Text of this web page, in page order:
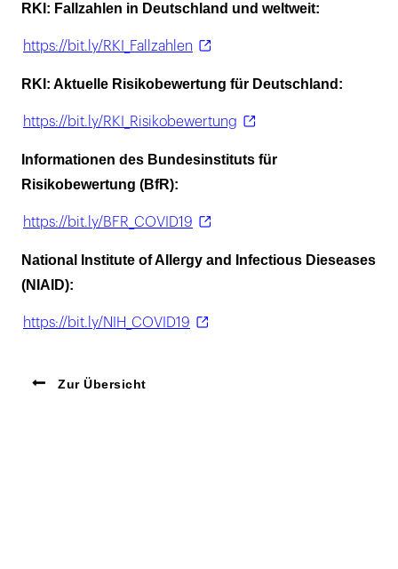
RKI: Fallzahlen in Deutschland und weltweit:
https://bit.ly/RKI_Fallzahlen
RKI: Aktuelle Risikobewertung für Deutschland:
https://bit.ly/RKI_Risikobewertung
Informationen des Bundesinstituts für
Risikobewertung (BfR):
https://bit.ly/BFR_COVID19
National Institute of Allergy and Infectious Dieseases
(NIAID):
https://bit.ly/NIH_COVID19
Zur Übersicht